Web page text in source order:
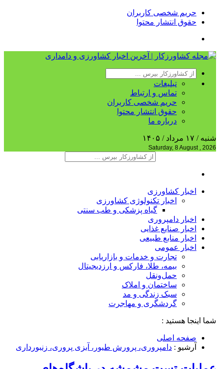
حریم شخصی کاربران
حقوق انتشار محتوا
تبلیغات
تماس و ارتباط
حریم شخصی کاربران
حقوق انتشار محتوا
درباره ما
شنبه / ۱۷ مرداد / ۱۴۰۵
Saturday, 8 August , 2026
اخبار کشاورزی
اخبار تکنولوژی کشاورزی
گیاه پزشکی و طب سنتی
اخبار دامپروری
اخبار صنایع غذایی
اخبار منابع طبیعی
اخبار عمومی
تجارت و خدمات و بازاریابی
بیمه، طلا، فارکس و ارزدیجیتال
حمل‌و‌نقل
ساختمان و املاک
سبک زندگی و مد
گردشگری و مهاجرت
شما اینجا هستید :
صفحه اصلی
آرشیو : دامپروری، پرورش طیور، آبزی پروری، زنبورداری